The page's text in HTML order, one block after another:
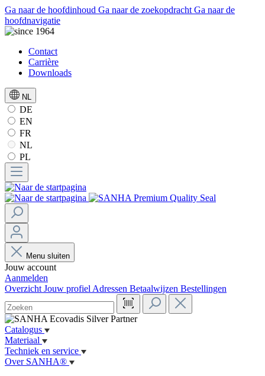
Ga naar de hoofdinhoud Ga naar de zoekopdracht Ga naar de
hoofdnavigatie
Contact
Carrière
Downloads
NL
DE
EN
FR
NL
PL
Menu sluiten
Jouw account
Aanmelden
Overzicht Jouw profiel Adressen Betaalwijzen Bestellingen
Catalogus
Materiaal
Techniek en service
Over SANHA®